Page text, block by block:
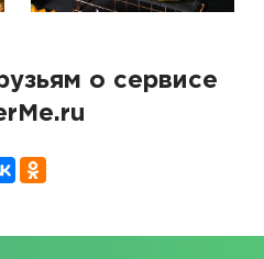
о сервисе